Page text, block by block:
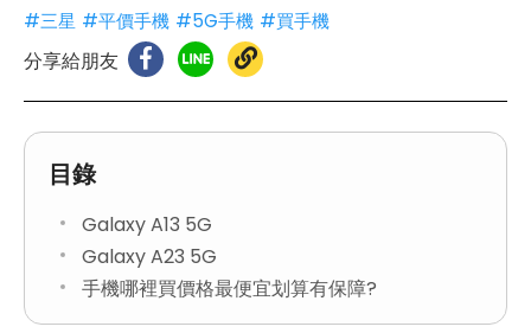
#三星 #平價手機 #5G手機 #買手機
分享給朋友
目錄
Galaxy A13 5G
Galaxy A23 5G
手機哪裡買價格最便宜划算有保障?